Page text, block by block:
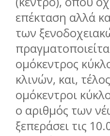
επέκταση αλλά
των
ομόκεντρος
κλινών, και,
ομόκεντροι
ο αριθμός των
ξεπεράσει τις